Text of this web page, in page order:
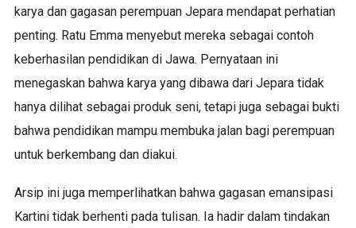
karya dan gagasan perempuan Jepara mendapat perhatian
penting. Ratu Emma menyebut mereka sebagai contoh
keberhasilan pendidikan di Jawa. Pernyataan ini
menegaskan bahwa karya yang dibawa dari Jepara tidak
hanya dilihat sebagai produk seni, tetapi juga sebagai bukti
bahwa pendidikan mampu membuka jalan bagi perempuan
untuk berkembang dan diakui.
Arsip ini juga memperlihatkan bahwa gagasan emansipasi
Kartini tidak berhenti pada tulisan. Ia hadir dalam tindakan